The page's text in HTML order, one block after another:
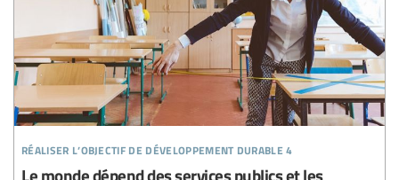
réaliser l’objectif de développement durable 4